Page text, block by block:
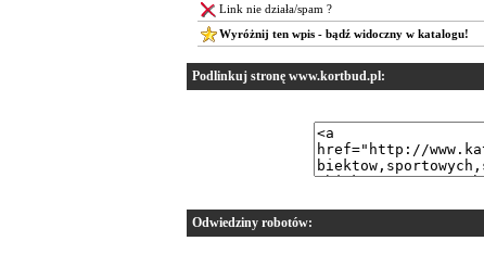
Link nie działa/spam ?
Wyróżnij ten wpis - bądź widoczny w katalogu!
Podlinkuj stronę www.kortbud.pl:
Odwiedziny robotów: